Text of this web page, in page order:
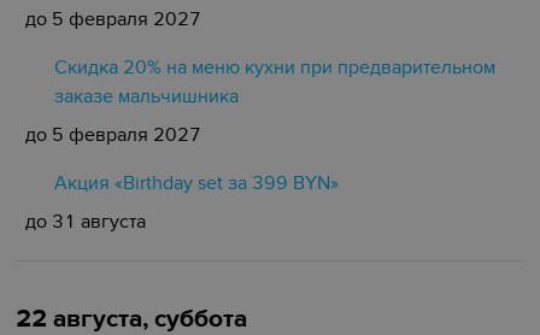
до 5 февраля 2027
Скидка 20% на меню кухни при предварительном
заказе мальчишника
до 5 февраля 2027
Акция «Birthday set за 399 BYN»
до 31 августа
22 августа, суббота